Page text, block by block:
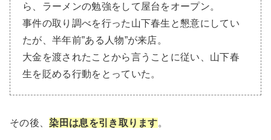
ら、ラーメンの勉強をして屋台をオープン。
事件の取り調べを行った山下春生と懇意にしてい
たが、半年前”ある人物”が来店。
大金を渡されたことから言うことに従い、山下春
生を貶める行動をとっていた。
その後、染田は息を引き取ります。